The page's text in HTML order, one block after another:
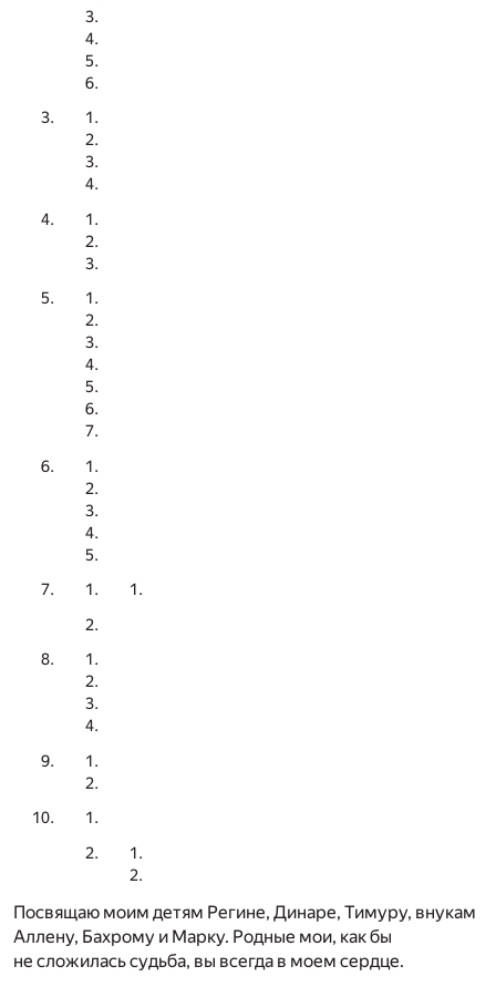
Посвящаю моим детям Регине, Динаре, Тимуру, внукам
Аллену, Бахрому и Марку. Родные мои, как бы
не сложилась судьба, вы всегда в моем сердце.